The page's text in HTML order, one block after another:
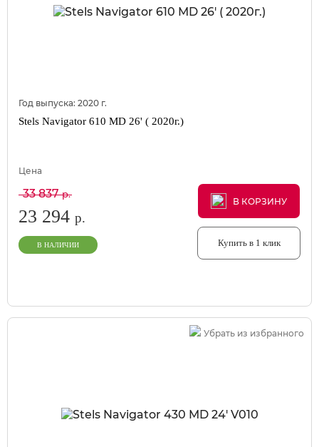
Год выпуска: 2020 г.
Stels Navigator 610 MD 26' ( 2020г.)
Цена
33 837р.
23 294 р.
В НАЛИЧИИ
В КОРЗИНУ
В КОРЗИНУ
В КОРЗИНУ
Купить в 1 клик
Убрать из избранного